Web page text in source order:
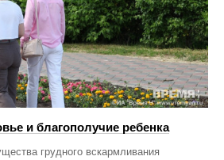
и благополучие ребенка
грудного вскармливания